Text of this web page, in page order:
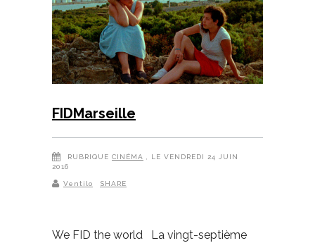
FIDMarseille
RUBRIQUE CINÉMA
, LE VENDREDI 24 JUIN
2016
Ventilo SHARE
We FID the world La vingt-septième